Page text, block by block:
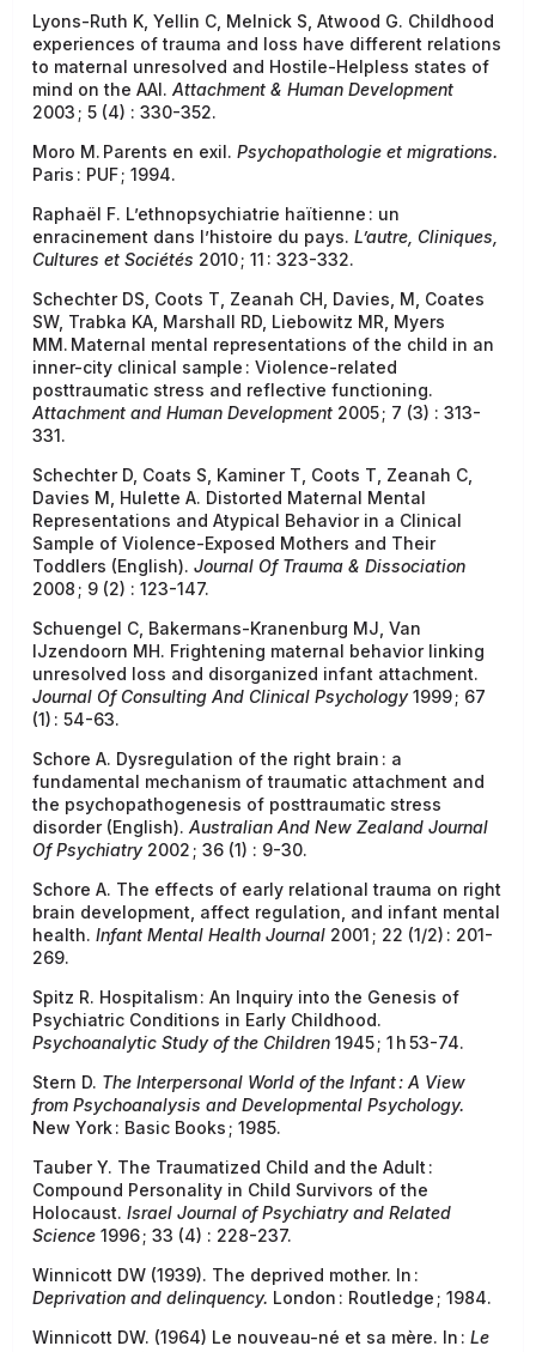
Lyons-Ruth K, Yellin C, Melnick S, Atwood G. Childhood
experiences of trauma and loss have different relations
to maternal unresolved and Hostile-Helpless states of
mind on the AAI. Attachment & Human Development
2003 ; 5 (4) : 330-352.
Moro M. Parents en exil. Psychopathologie et migrations.
Paris : PUF ; 1994.
Raphaël F. L’ethnopsychiatrie haïtienne : un
enracinement dans l’histoire du pays. L’autre, Cliniques,
Cultures et Sociétés 2010 ; 11 : 323-332.
Schechter DS, Coots T, Zeanah CH, Davies, M, Coates
SW, Trabka KA, Marshall RD, Liebowitz MR, Myers
MM. Maternal mental representations of the child in an
inner-city clinical sample : Violence-related
posttraumatic stress and reflective functioning.
Attachment and Human Development 2005 ; 7 (3) : 313-
331.
Schechter D, Coats S, Kaminer T, Coots T, Zeanah C,
Davies M, Hulette A. Distorted Maternal Mental
Representations and Atypical Behavior in a Clinical
Sample of Violence-Exposed Mothers and Their
Toddlers (English). Journal Of Trauma & Dissociation
2008 ; 9 (2) : 123-147.
Schuengel C, Bakermans-Kranenburg MJ, Van
IJzendoorn MH. Frightening maternal behavior linking
unresolved loss and disorganized infant attachment.
Journal Of Consulting And Clinical Psychology1999 ; 67
(1) : 54-63.
Schore A. Dysregulation of the right brain : a
fundamental mechanism of traumatic attachment and
the psychopathogenesis of posttraumatic stress
disorder (English). Australian And New Zealand Journal
Of Psychiatry 2002 ; 36 (1) : 9-30.
Schore A. The effects of early relational trauma on right
brain development, affect regulation, and infant mental
health. Infant Mental Health Journal 2001 ; 22 (1/2) : 201-
269.
Spitz R. Hospitalism : An Inquiry into the Genesis of
Psychiatric Conditions in Early Childhood.
Psychoanalytic Study of the Children 1945 ; 1 h 53-74.
Stern D. The Interpersonal World of the Infant : A View
from Psychoanalysis and Developmental Psychology.
New York : Basic Books ; 1985.
Tauber Y. The Traumatized Child and the Adult :
Compound Personality in Child Survivors of the
Holocaust. Israel Journal of Psychiatry and Related
Science 1996 ; 33 (4) : 228-237.
Winnicott DW (1939). The deprived mother. In :
Deprivation and delinquency. London : Routledge ; 1984.
Winnicott DW. (1964) Le nouveau-né et sa mère. In : Le